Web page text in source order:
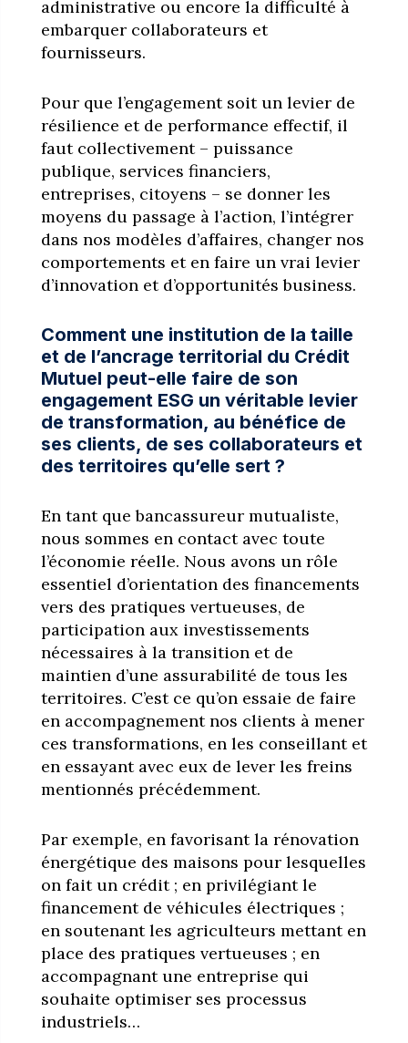
administrative ou encore la difficulté à
embarquer collaborateurs et
fournisseurs.
Pour que l’engagement soit un levier de
résilience et de performance effectif, il
faut collectivement – puissance
publique, services financiers,
entreprises, citoyens – se donner les
moyens du passage à l’action, l’intégrer
dans nos modèles d’affaires, changer nos
comportements et en faire un vrai levier
d’innovation et d’opportunités business.
Comment une institution de la taille
et de l’ancrage territorial du Crédit
Mutuel peut-elle faire de son
engagement ESG un véritable levier
de transformation, au bénéfice de
ses clients, de ses collaborateurs et
des territoires qu’elle sert ?
En tant que bancassureur mutualiste,
nous sommes en contact avec toute
l’économie réelle. Nous avons un rôle
essentiel d’orientation des financements
vers des pratiques vertueuses, de
participation aux investissements
nécessaires à la transition et de
maintien d’une assurabilité de tous les
territoires. C’est ce qu’on essaie de faire
en accompagnement nos clients à mener
ces transformations, en les conseillant et
en essayant avec eux de lever les freins
mentionnés précédemment.
Par exemple, en favorisant la rénovation
énergétique des maisons pour lesquelles
on fait un crédit ; en privilégiant le
financement de véhicules électriques ;
en soutenant les agriculteurs mettant en
place des pratiques vertueuses ; en
accompagnant une entreprise qui
souhaite optimiser ses processus
industriels…